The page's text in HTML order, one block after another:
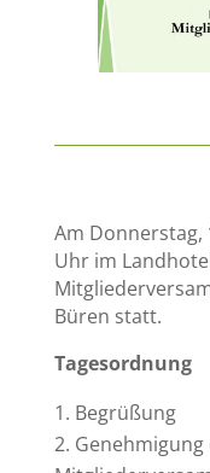
Am Donnerstag,
Uhr im
Büren statt.
Tagesordnung
Begrüßung